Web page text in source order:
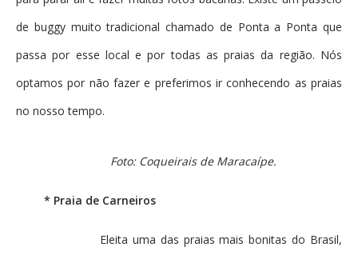
de buggy muito tradicional chamado de Ponta a Ponta que
passa por esse local e por todas as praias da região. Nós
optamos por não fazer e preferimos ir conhecendo as praias
no nosso tempo.
Foto: Coqueirais de Maracaípe.
* Praia de Carneiros
Eleita uma das praias mais bonitas do Brasil,